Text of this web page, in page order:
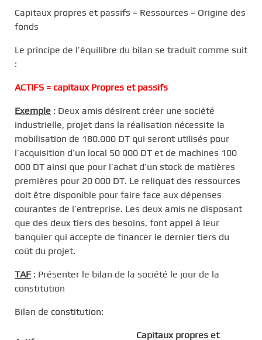
Capitaux propres et passifs = Ressources = Origine des
fonds
Le principe de l’équilibre du bilan se traduit comme suit
:
ACTIFS = capitaux Propres et passifs
Exemple : Deux amis désirent créer une société
industrielle, projet dans la réalisation nécessite la
mobilisation de 180.000 DT qui seront utilisés pour
l’acquisition d’un local 50 000 DT et de machines 100
000 DT ainsi que pour l’achat d’un stock de matières
premières pour 20 000 DT. Le reliquat des ressources
doit être disponible pour faire face aux dépenses
courantes de l’entreprise. Les deux amis ne disposant
que des deux tiers des besoins, font appel à leur
banquier qui accepte de financer le dernier tiers du
coût du projet.
TAF: Présenter le bilan de la société le jour de la
constitution
Bilan de constitution:
Capitaux propres et